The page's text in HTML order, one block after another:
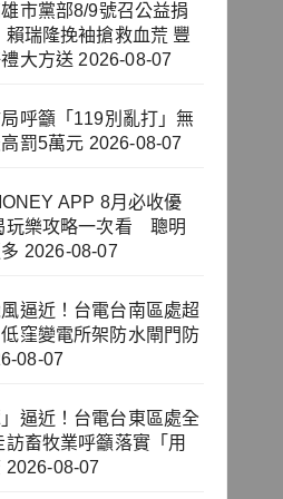
市黨部8/9號召公益捐
賴瑞隆挽袖搶救血荒 豐
大方送 2026-08-07
呼籲「119別亂打」無
罰5萬元 2026-08-07
APP 8月必收優
玩樂攻略一次看 聰明
2026-08-07
逼近！台電台南區處超
窪變電所架防水閘門防
08-07
」逼近！台電台東區處全
訪畜牧業呼籲落實「用
2026-08-07